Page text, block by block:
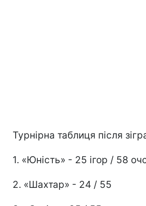
Турнірна таблиця після
1. «Юність» - 25 ігор / 58
2. «Шахтар» - 24 / 55